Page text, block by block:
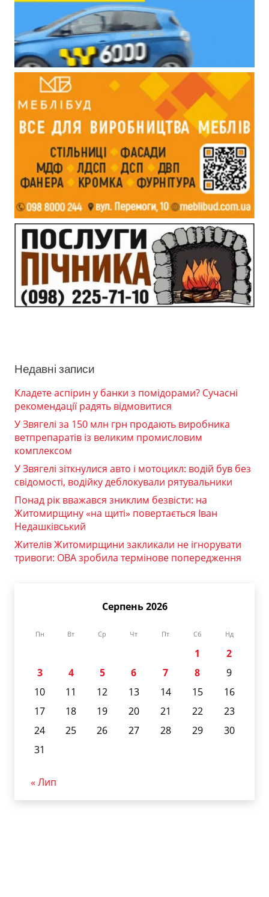
Недавні записи
Кладете аспірин у банки з помідорами? Сучасні
рекомендації радять відмовитися
У Звягелі за 150 млн грн продають виробника
ветпрепаратів із великим промисловим
комплексом
У Звягелі зіткнулися авто і мотоцикл: водій був без
свідомості, водійку деблокували рятувальники
Понад рік вважався зниклим безвісти: на
Житомирщину «на щиті» повертається Іван
Недашківський
Жителів Житомирщини закликали не ігнорувати
тривоги: ОВА зробила термінове попередження
Серпень 2026
Пн Вт Ср Чт Пт Сб Нд
1
2
3
4 5 6 7 8
9
10
11 12 13 14 15
16
17
18 19 20 21 22
23
24
25 26 27 28 29
30
31
« Лип